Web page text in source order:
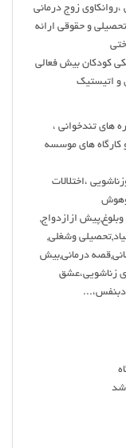
زوج درمانی
و حقوقی ارائه
کودکان بیش فعالی
و اتیستیک
های تندخوانی ،
کارگاه های موسسه
،اختلالات
وهوش
ازازدواج,
وشغلی,
درمانی,بیش
زناشویی،عشق